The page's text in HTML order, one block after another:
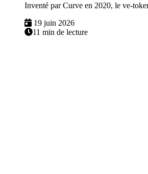
Inventé par Curve en 2020, le ve-
19 juin 2026
11 min de lecture